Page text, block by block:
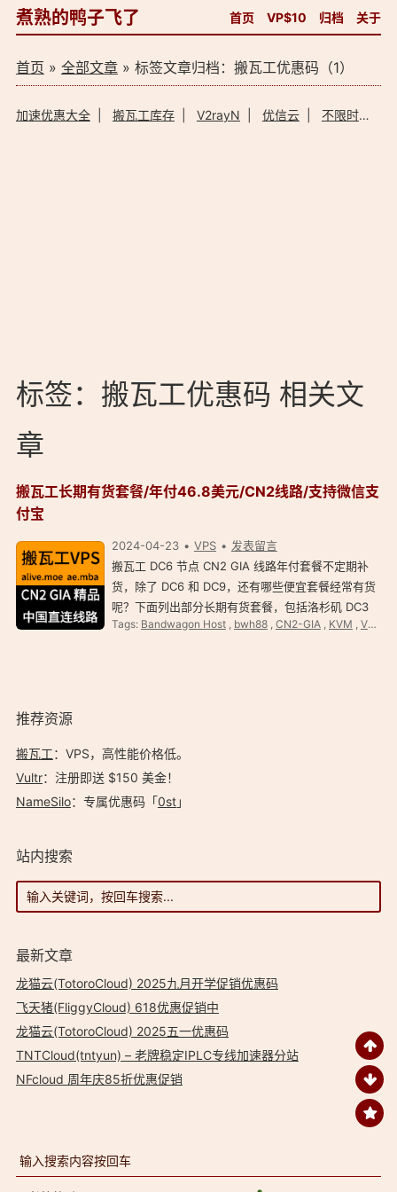
煮熟的鸭子飞了 首页 VP$10 归档 关于
首页 » 全部文章» 标签文章归档：搬瓦工优惠码（1）
加速优惠大全| 搬瓦工库存| V2rayN 优信云| 不限时加速器
标签：搬瓦工优惠码 相关文
章
搬瓦工长期有货套餐/年付46.8美元/CN2线路/支持微信支
付宝
2024-04-23 VPS
发表留言
搬瓦工 DC6 节点 CN2 GIA 线路年付套餐不定期补
货，除了 DC6 和 DC9，还有哪些便宜套餐经常有货
呢？下面列出部分长期有货套餐，包括洛杉矶 DC3
和 DC8 等 CN2 线路，最低套餐 46.8 美元/年，以
Tags: Bandwagon Host, bwh88, CN2-GIA, KVM , VPS
推荐资源
搬瓦工：VPS，高性能价格低。️
Vultr：注册即送 $150 美金！
NameSilo：专属优惠码「0st」
站内搜索
最新文章
龙猫云(TotoroCloud) 2025九月开学促销优惠码
飞天猪(FliggyCloud) 618优惠促销中
龙猫云(TotoroCloud) 2025五一优惠码
TNTCloud(tntyun) – 老牌稳定IPLC专线加速器分站
NFcloud 周年庆85折优惠促销